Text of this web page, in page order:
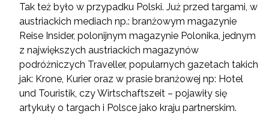
Tak też było w przypadku Polski. Już przed targami, w
austriackich mediach np.: branżowym magazynie
Reise Insider, polonijnym magazynie Polonika, jednym
z największych austriackich magazynów
podróżniczych Traveller, popularnych gazetach takich
jak: Krone, Kurier oraz w prasie branżowej np: Hotel
und Touristik, czy Wirtschaftszeit – pojawiły się
artykuły o targach i Polsce jako kraju partnerskim.